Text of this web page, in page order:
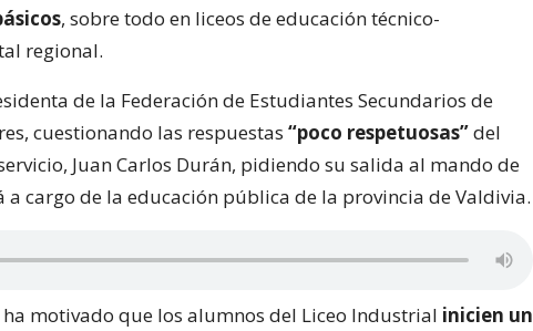
, sobre todo en liceos de educación técnico-
regional.
de la Federación de Estudiantes Secundarios de
cuestionando las respuestas “poco respetuosas”del
Juan Carlos Durán, pidiendo su salida al mando de
a cargo de la educación pública de la provincia de Valdivia.
motivado que los alumnos del Liceo Industrial inicien un